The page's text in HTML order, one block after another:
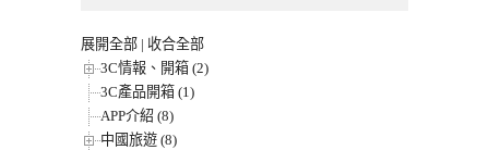
展開全部 | 收合全部
3C情報、開箱 (2)
3C產品開箱 (1)
APP介紹 (8)
中國旅遊 (8)